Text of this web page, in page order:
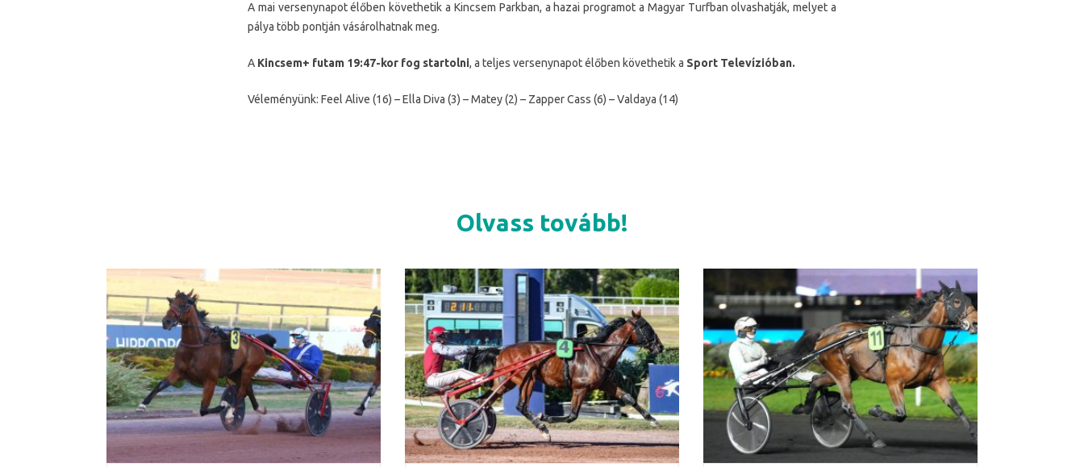
A mai versenynapot élőben követhetik a Kincsem Parkban, a hazai programot a Magyar Turfban olvashatják, melyet a
pálya több pontján vásárolhatnak meg.
A Kincsem+ futam 19:47-kor fog startolni, a teljes versenynapot élőben követhetik a Sport Televízióban.
Véleményünk: Feel Alive (16) – Ella Diva (3) – Matey (2) – Zapper Cass (6) – Valdaya (14)
Olvass tovább!